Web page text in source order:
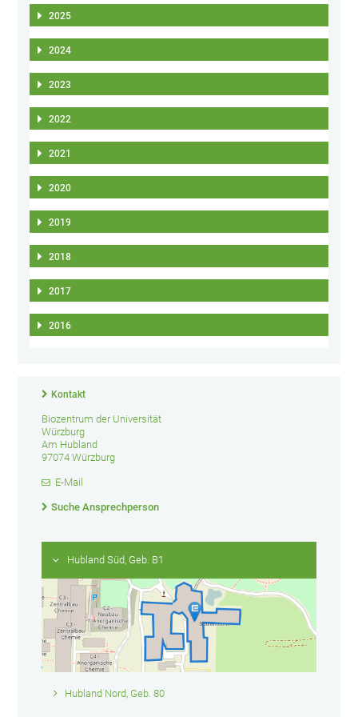
2025
2024
2023
2022
2021
2020
2019
2018
2017
2016
Kontakt
Biozentrum der Universität
Würzburg
Am Hubland
97074 Würzburg
E-Mail
Suche Ansprechperson
Hubland Süd, Geb. B1
Hubland Nord, Geb. 80